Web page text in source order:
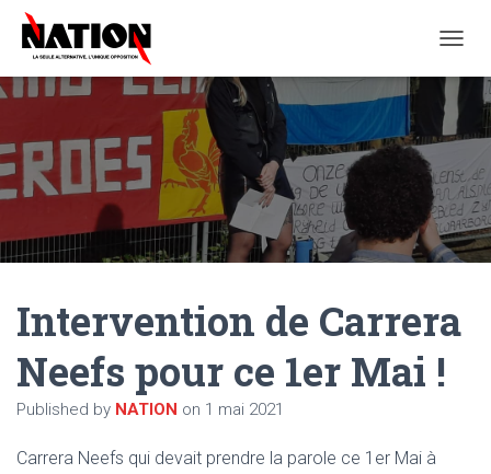
U
V
R
I
/
F
E
R
M
L
Intervention de Carrera
Neefs pour ce 1er Mai !
Published by NATION on 1 mai 2021
Carrera Neefs qui devait prendre la parole ce 1er Mai à